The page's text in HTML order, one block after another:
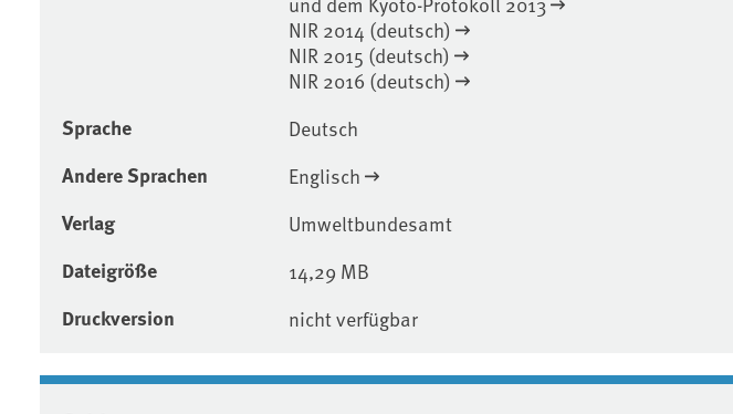
NIR 2014 (deutsch)
NIR 2015 (deutsch)
NIR 2016 (deutsch)
Sprache Deutsch
Andere Sprachen Englisch
Verlag Umweltbundesamt
Dateigröße 14,29 MB
Druckversion nicht verfügbar